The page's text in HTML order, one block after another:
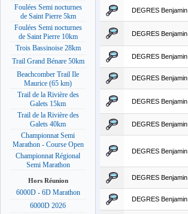
Foulées Semi nocturnes
de Saint Pierre 5km
Foulées Semi nocturnes
de Saint Pierre 10km
Trois Bassinoise 28km
Trail Grand Bénare 50km
Beachcomber Trail Ile
Maurice (65 km)
Trail de la Rivière des
Galets 15km
Trail de la Rivière des
Galets 40km
Championnat Semi
Marathon - Course Open
Championnat Régional
Semi Marathon
Hors Réunion
6000D - 6D Marathon
6000D 2026
DEGRES Benjamin
DEGRES Benjamin
DEGRES Benjamin
DEGRES Benjamin
DEGRES Benjamin
DEGRES Benjamin
DEGRES Benjamin
DEGRES Benjamin
DEGRES Benjamin